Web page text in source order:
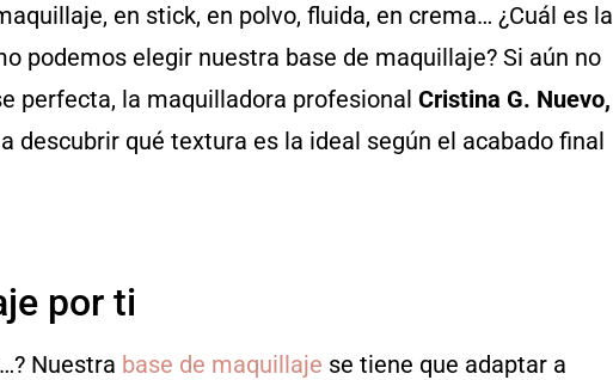
en stick, en polvo, fluida, en crema… ¿Cuál es la
podemos elegir nuestra base de maquillaje? Si aún no
perfecta, la maquilladora profesional Cristina G. Nuevo,
descubrir qué textura es la ideal según el acabado final
por ti
Nuestra base de maquillaje se tiene que adaptar a